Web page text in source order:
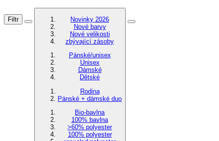
Filtr
Novinky 2026
Nové barvy
Nové velikosti
zbývající zásoby
Pánské/unisex
Unisex
Dámské
Dětské
Rodina
Pánské + dámské duo
Bio-bavlna
100% bavlna
>60% polyester
100% polyester